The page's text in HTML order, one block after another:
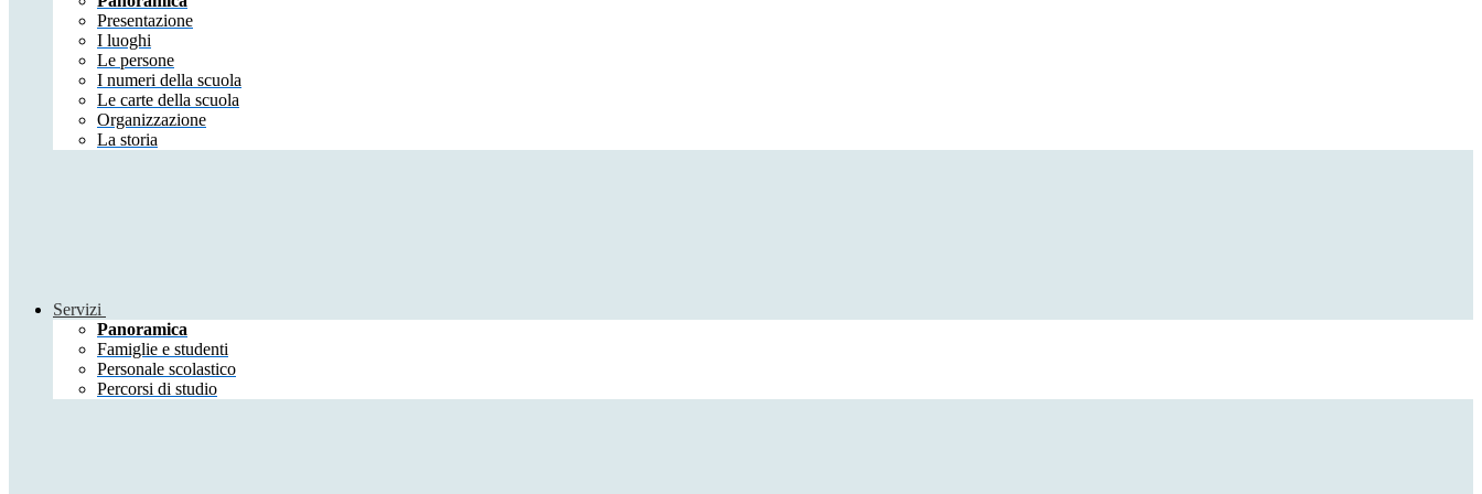
Presentazione
I luoghi
Le persone
I numeri della scuola
Le carte della scuola
Organizzazione
La storia
Servizi
Panoramica
Famiglie e studenti
Personale scolastico
Percorsi di studio